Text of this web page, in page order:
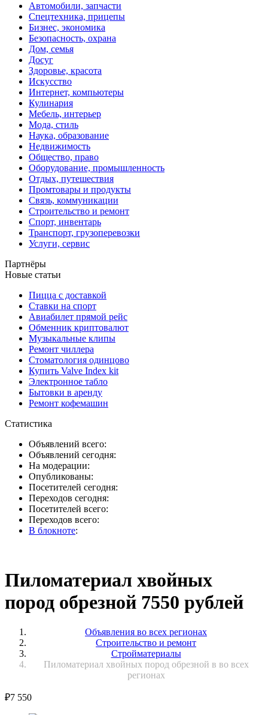
Автомобили, запчасти
Спецтехника, прицепы
Бизнес, экономика
Безопасность, охрана
Дом, семья
Досуг
Здоровье, красота
Искусство
Интернет, компьютеры
Кулинария
Мебель, интерьер
Мода, стиль
Наука, образование
Недвижимость
Общество, право
Оборудование, промышленность
Отдых, путешествия
Промтовары и продукты
Связь, коммуникации
Строительство и ремонт
Спорт, инвентарь
Транспорт, грузоперевозки
Услуги, сервис
Партнёры
Новые статьи
Пицца с доставкой
Ставки на спорт
Авиабилет прямой рейс
Обменник криптовалют
Музыкальные клипы
Ремонт чиллера
Стоматология одинцово
Купить Valve Index kit
Электронное табло
Бытовки в аренду
Ремонт кофемашин
Статистика
Объявлений всего:
Объявлений сегодня:
На модерации:
Опубликованы:
Посетителей сегодня:
Переходов сегодня:
Посетителей всего:
Переходов всего:
В блокноте:
Пиломатериал хвойных
пород обрезной 7550 рублей
Объявления во всех регионах
Строительство и ремонт
Стройматериалы
Пиломатериал хвойных пород обрезной в во всех
регионах
₽7 550